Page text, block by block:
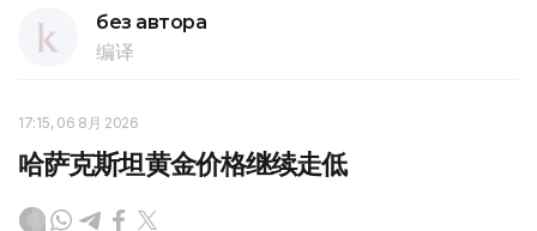
без автора
编译
17:15, 06 8月 2026
哈萨克斯坦黄金价格继续走低